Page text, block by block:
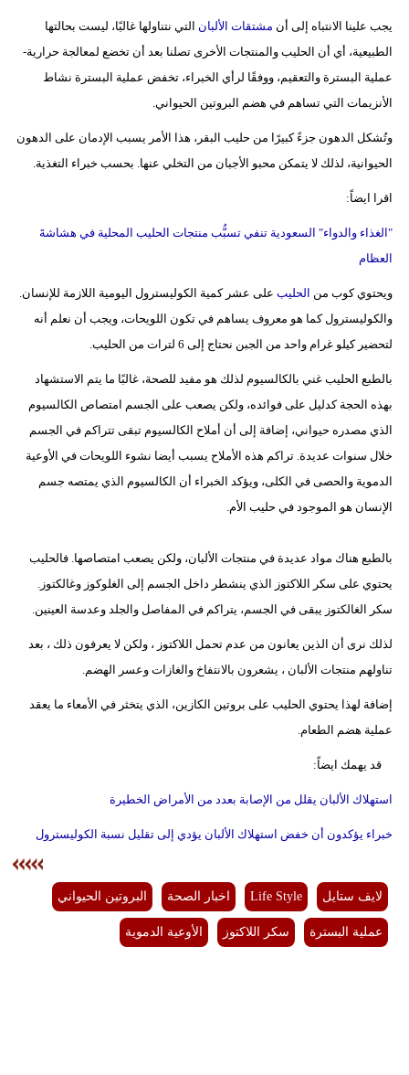
يجب علينا الانتباه إلى أن مشتقات الألبان التي نتناولها غالبًا، ليست بحالتها
الطبيعية، أي أن الحليب والمنتجات الأخرى تصلنا بعد أن تخضع لمعالجة حرارية-
عملية البسترة والتعقيم، ووفقًا لرأي الخبراء، تخفض عملية البسترة نشاط
الأنزيمات التي تساهم في هضم البروتين الحيواني.
وتُشكل الدهون جزءً كبيرًا من حليب البقر، هذا الأمر يسبب الإدمان على الدهون
الحيوانية، لذلك لا يتمكن محبو الأجبان من التخلي عنها. بحسب خبراء التغذية.
اقرا ايضاً:
"الغذاء والدواء" السعودية تنفي تسبُّب منتجات الحليب المحلية في هشاشةَ
العظام
ويحتوي كوب من الحليب على عشر كمية الكوليسترول اليومية اللازمة للإنسان.
والكوليسترول كما هو معروف يساهم في تكون اللويحات، ويجب أن نعلم أنه
لتحضير كيلو غرام واحد من الجبن نحتاج إلى 6 لترات من الحليب.
بالطبع الحليب غني بالكالسيوم لذلك هو مفيد للصحة، غالبًا ما يتم الاستشهاد
بهذه الحجة كدليل على فوائده، ولكن يصعب على الجسم امتصاص الكالسيوم
الذي مصدره حيواني، إضافة إلى أن أملاح الكالسيوم تبقى تتراكم في الجسم
خلال سنوات عديدة. تراكم هذه الأملاح يسبب أيضا نشوء اللويحات في الأوعية
الدموية والحصى في الكلى، ويؤكد الخبراء أن الكالسيوم الذي يمتصه جسم
الإنسان هو الموجود في حليب الأم.
بالطبع هناك مواد عديدة في منتجات الألبان، ولكن يصعب امتصاصها. فالحليب
يحتوي على سكر اللاكتوز الذي ينشطر داخل الجسم إلى الغلوكوز وغالكتوز.
سكر الغالكتوز يبقى في الجسم، يتراكم في المفاصل والجلد وعدسة العينين.
لذلك نرى أن الذين يعانون من عدم تحمل اللاكتوز ، ولكن لا يعرفون ذلك ، بعد
تناولهم منتجات الألبان ، يشعرون بالانتفاخ والغازات وعسر الهضم.
إضافة لهذا يحتوي الحليب على بروتين الكازين، الذي يتخثر في الأمعاء ما يعقد
عملية هضم الطعام.
قد يهمك ايضاً:
استهلاك الألبان يقلل من الإصابة بعدد من الأمراض الخطيرة
خبراء يؤكدون أن خفض استهلاك الألبان يؤدي إلى تقليل نسبة الكوليسترول
لايف ستايل Life Style اخبار الصحة البروتين الحيواني
عملية البسترة سكر اللاكتوز الأوعية الدموية